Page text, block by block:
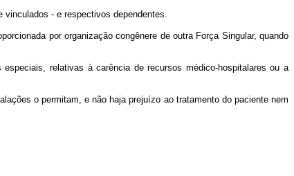
vinculados - e respectivos dependentes.
por organização congênere de outra Força Singular, quando
relativas à carência de recursos médico-hospitalares ou a
o permitam, e não haja prejuízo ao tratamento do paciente nem